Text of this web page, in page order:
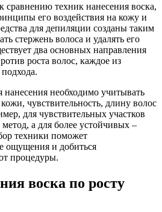
сравнению техник нанесения воска,
его воздействия на кожу и
для депиляции созданы таким
стержень волоса и удалять его
два основных направления
роста волос, каждое из
необходимо учитывать
чувствительность, длину волос
для чувствительных участков
а для более устойчивых –
техники поможет
ощущения и добиться
процедуры.
воска по росту